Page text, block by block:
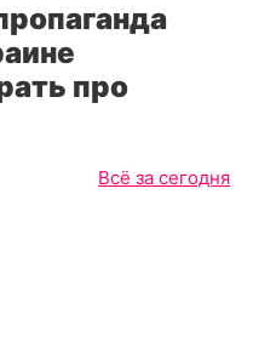
про
Всё за сегодня